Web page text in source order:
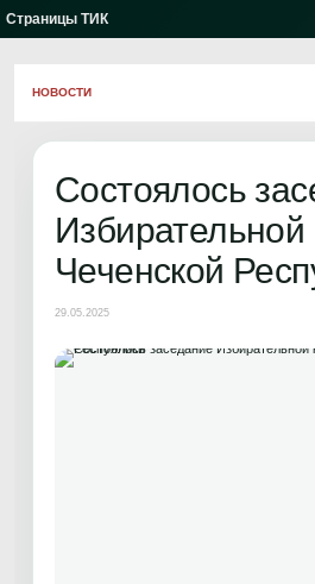
Страницы ТИК
НОВОСТИ
Состоялось
Избирательной
Чеченской
29.05.2025